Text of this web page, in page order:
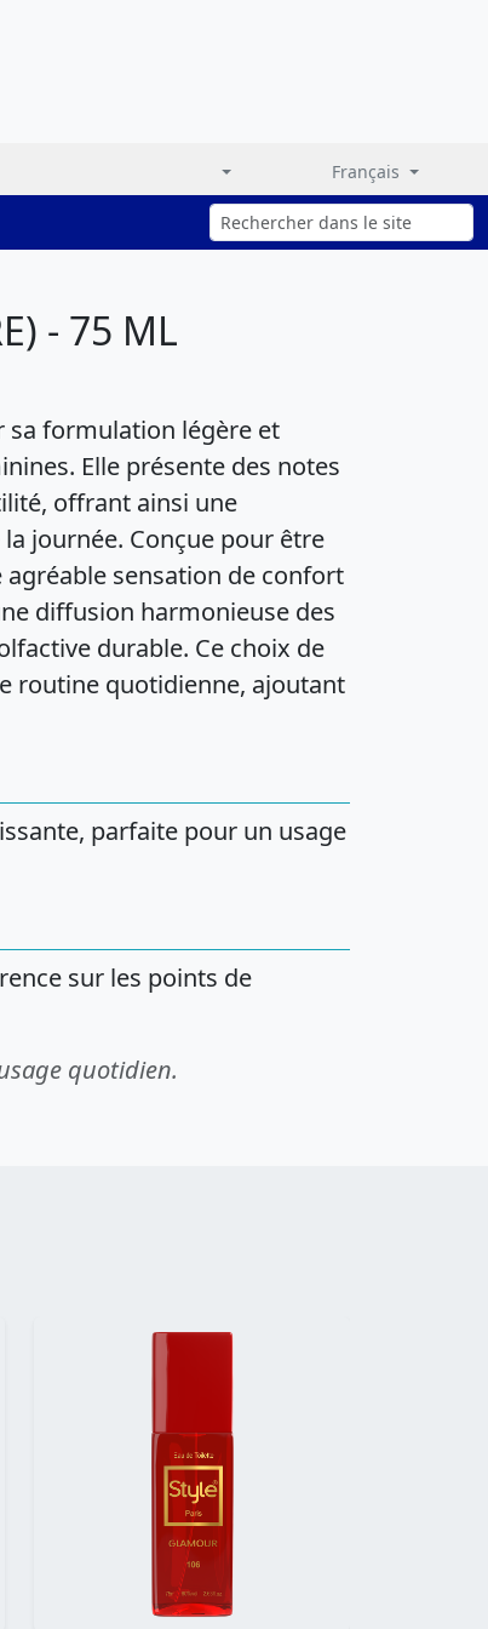
Français
- 75 ML
sa formulation légère et
Elle présente des notes
offrant ainsi une
journée. Conçue pour être
sensation de confort
diffusion harmonieuse des
durable. Ce choix de
routine quotidienne, ajoutant
parfaite pour un usage
sur les points de
quotidien.